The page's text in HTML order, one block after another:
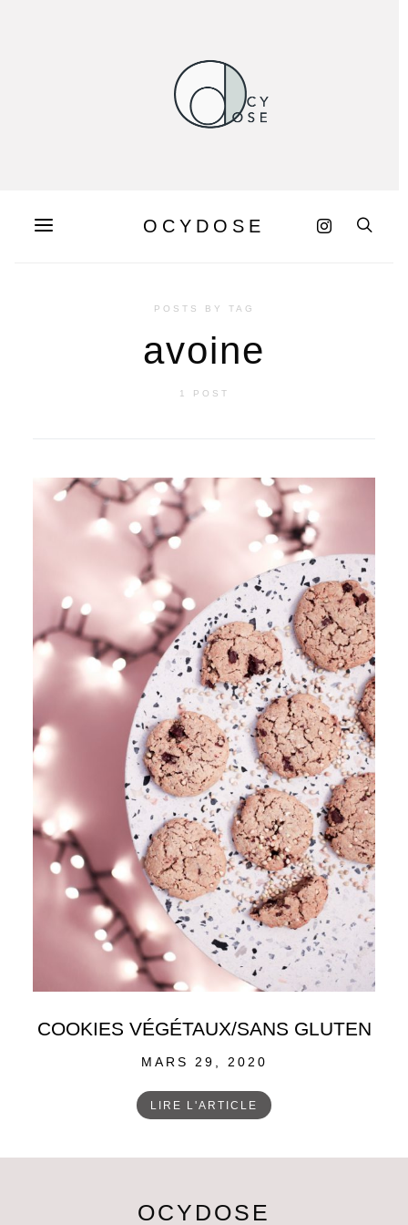
OCYDOSE
POSTS BY TAG
avoine
1 POST
COOKIES VÉGÉTAUX/SANS GLUTEN
POSTED
MARS 29, 2020
LIRE L'ARTICLE
OCYDOSE